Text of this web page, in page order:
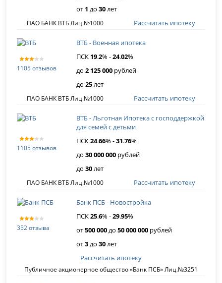
от 1 до30лет
ПАО БАНК ВТБ Лиц.№1000 Рассчитать ипотеку
1105 отзывов
ВТБ - Военная ипотека
ПСК 19.2% -24.02%
до2 125 000 рублей
до25лет
ПАО БАНК ВТБ Лиц.№1000 Рассчитать ипотеку
1105 отзывов
ВТБ - Льготная Ипотека с господдержкой
для семей с детьми
ПСК24.66% -31.76%
до30 000 000 рублей
до30лет
ПАО БАНК ВТБ Лиц.№1000 Рассчитать ипотеку
352 отзыва
Банк ПСБ - Новостройка
ПСК25.6% -29.95%
от500 000до50 000 000 рублей
от3до30лет
Публичное акционерное общество «Банк ПСБ» Лиц.№3251
Рассчитать ипотеку